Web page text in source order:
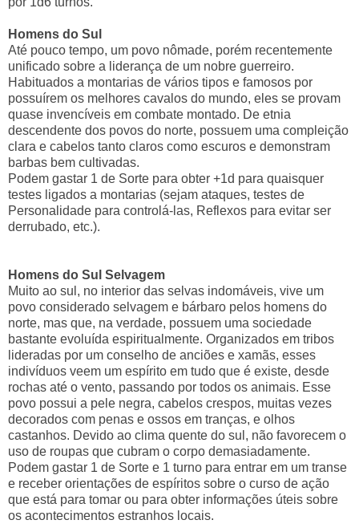
Homens do Sul
Até pouco tempo, um povo nômade, porém recentemente
unificado sobre a liderança de um nobre guerreiro.
Habituados a montarias de vários tipos e famosos por
possuírem os melhores cavalos do mundo, eles se provam
quase invencíveis em combate montado. De etnia
descendente dos povos do norte, possuem uma compleição
clara e cabelos tanto claros como escuros e demonstram
barbas bem cultivadas.
Podem gastar 1 de Sorte para obter +1d para quaisquer
testes ligados a montarias (sejam ataques, testes de
Personalidade para controlá-las, Reflexos para evitar ser
derrubado, etc.).
Homens do Sul Selvagem
Muito ao sul, no interior das selvas indomáveis, vive um
povo considerado selvagem e bárbaro pelos homens do
norte, mas que, na verdade, possuem uma sociedade
bastante evoluída espiritualmente. Organizados em tribos
lideradas por um conselho de anciões e xamãs, esses
indivíduos veem um espírito em tudo que é existe, desde
rochas até o vento, passando por todos os animais. Esse
povo possui a pele negra, cabelos crespos, muitas vezes
decorados com penas e ossos em tranças, e olhos
castanhos. Devido ao clima quente do sul, não favorecem o
uso de roupas que cubram o corpo demasiadamente.
Podem gastar 1 de Sorte e 1 turno para entrar em um transe
e receber orientações de espíritos sobre o curso de ação
que está para tomar ou para obter informações úteis sobre
os acontecimentos estranhos locais.